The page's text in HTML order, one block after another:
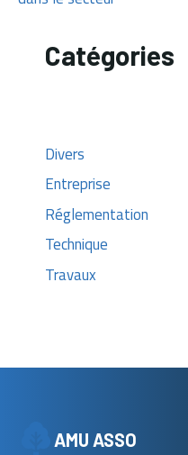
Catégories
Divers
Entreprise
Réglementation
Technique
Travaux
AMU ASSO